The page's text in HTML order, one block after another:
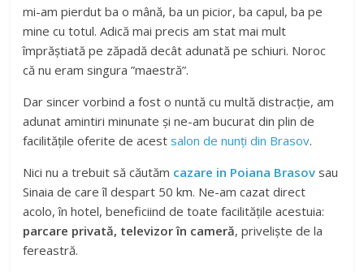
mi-am pierdut ba o mână, ba un picior, ba capul, ba pe
mine cu totul. Adică mai precis am stat mai mult
împrăștiată pe zăpadă decât adunată pe schiuri. Noroc
că nu eram singura ”maestră”.
Dar sincer vorbind a fost o nuntă cu multă distracție, am
adunat amintiri minunate și ne-am bucurat din plin de
facilitățile oferite de acestsalon de nunți din Brasov.
Nici nu a trebuit să căutăm cazare in Poiana Brasov sau
Sinaia de care îl despart 50 km. Ne-am cazat direct
acolo, în hotel, beneficiind de toate facilitățile acestuia:
parcare privată, televizor în cameră, priveliște de la
fereastră.